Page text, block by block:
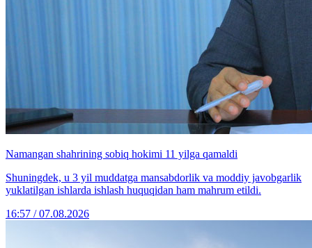
Namangan shahrining sobiq hokimi 11 yilga qamaldi
Shuningdek, u 3 yil muddatga mansabdorlik va moddiy javobgarlik
yuklatilgan ishlarda ishlash huquqidan ham mahrum etildi.
16:57 / 07.08.2026